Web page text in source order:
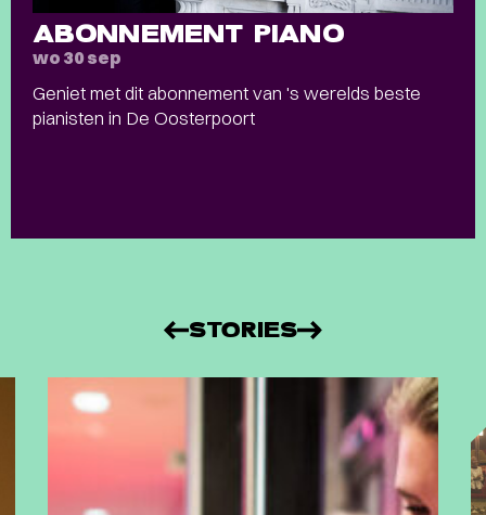
ABONNEMENT PIANO
wo 30 sep
Geniet met dit abonnement van 's werelds beste
pianisten in De Oosterpoort
STORIES